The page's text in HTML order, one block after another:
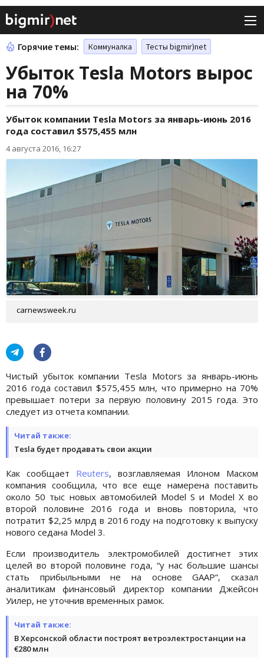
Горячие темы: Коммуналка Тесты bigmir)net
Убыток Tesla Motors вырос
на 70%
Убыток компании Tesla Motors за январь-июнь 2016
года составил $575,455 млн
4 августа 2016, 16:27
carnewsweek.ru
Чистый убыток компании Tesla Motors за январь-июнь
2016 года составил $575,455 млн, что примерно на 70%
превышает потери за первую половину 2015 года. Это
следует из отчета компании.
Читай также:
Tesla будет продавать свои акции
Как сообщает Reuters, возглавляемая Илоном Маском
компания сообщила, что все еще намерена поставить
около 50 тыс новых автомобилей Model S и Model X во
второй половине 2016 года и вновь повторила, что
потратит $2,25 млрд в 2016 году на подготовку к выпуску
нового седана Model 3.
Если производитель электромобилей достигнет этих
целей во второй половине года, “у нас большие шансы
стать прибыльными не на основе GAAP“, сказал
аналитикам финансовый директор компании Джейсон
Уилер, не уточнив временных рамок.
Читай также:
В Херсонской области построят ветроэлектростанции на
€280 млн